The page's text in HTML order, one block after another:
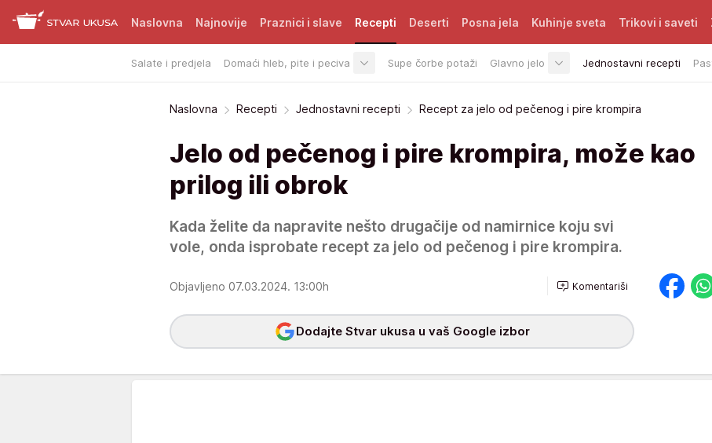
Naslovna Najnovije Praznici i slave Recepti
Salate i predjela Domaći hleb, pite i peciva Supe čorbe potaži Glavno jelo Jednostavni recepti
Deserti Posna jela Kuhinje sveta Trikovi i saveti
Naslovna Recepti Jednostavni recepti Recept za jelo od pečenog i pire krompira
Jelo od pečenog i pire krompira, može kao
prilog ili obrok
Kada želite da napravite nešto drugačije od namirnice koju svi
vole, onda isprobate recept za jelo od pečenog i pire krompira.
Objavljeno 07.03.2024. 13:00h Komentariši
Dodajte Stvar ukusa u vaš Google izbor